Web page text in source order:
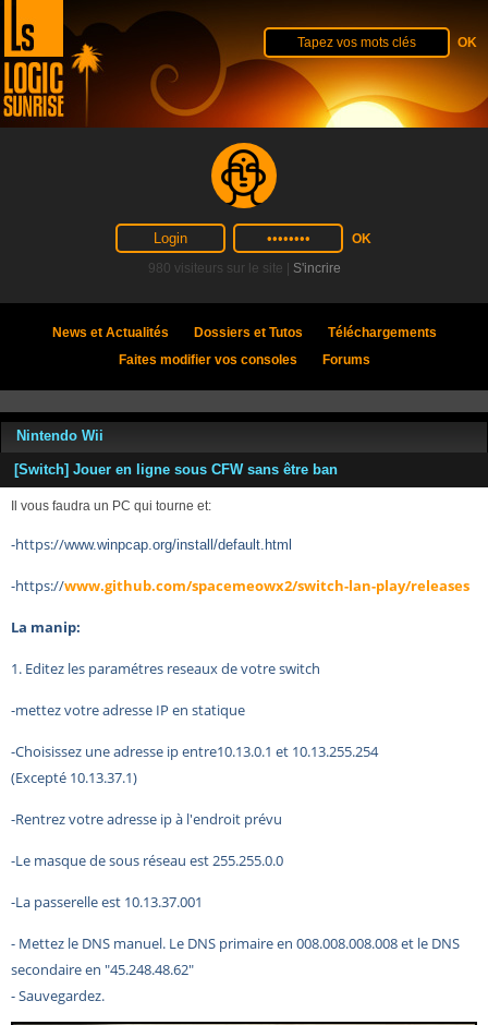
980 visiteurs sur le site | S'incrire
News et Actualités Dossiers et Tutos
Téléchargements
Faites modifier vos consoles
Forums
Nintendo Wii
[Switch] Jouer en ligne sous CFW sans être ban
Il vous faudra un PC qui tourne et:
-https://www.winpcap.org/install/default.html
-https://www.github.com/spacemeowx2/switch-lan-play/releases
La manip:
1. Editez les paramétres reseaux de votre switch
-mettez votre adresse IP en statique
-Choisissez une adresse ip entre10.13.0.1 et 10.13.255.254
(Excepté 10.13.37.1)
-Rentrez votre adresse ip à l'endroit prévu
-Le masque de sous réseau est 255.255.0.0
-La passerelle est 10.13.37.001
- Mettez le DNS manuel. Le DNS primaire en 008.008.008.008 et le DNS
secondaire en "45.248.48.62"
- Sauvegardez.